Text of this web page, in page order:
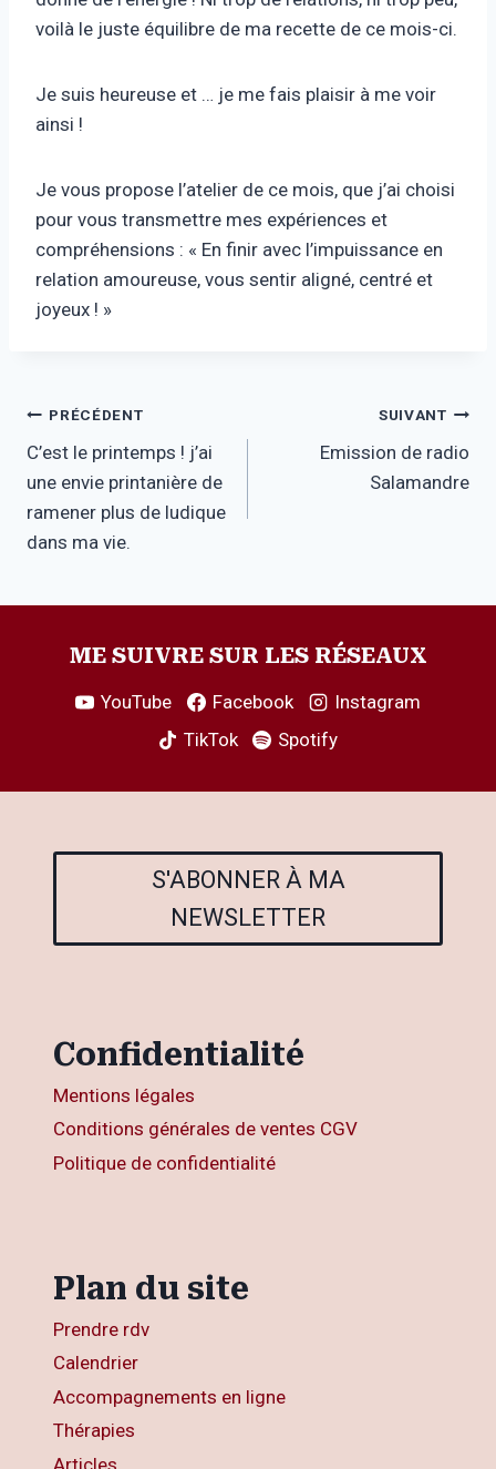
voilà le juste équilibre de ma recette de ce mois-ci.
Je suis heureuse et … je me fais plaisir à me voir
ainsi !
Je vous propose l’atelier de ce mois, que j’ai choisi
pour vous transmettre mes expériences et
compréhensions : « En finir avec l’impuissance en
relation amoureuse, vous sentir aligné, centré et
joyeux ! »
Navigation
de
l’article
PRÉCÉDENT
C’est le printemps ! j’ai
une envie printanière de
ramener plus de ludique
dans ma vie.
SUIVANT
Emission de radio
Salamandre
ME SUIVRE SUR LES RÉSEAUX
YouTube Facebook
Instagram
TikTok
Spotify
S'ABONNER À MA
NEWSLETTER
Confidentialité
Mentions légales
Conditions générales de ventes CGV
Politique de confidentialité
Plan du site
Prendre rdv
Calendrier
Accompagnements en ligne
Thérapies
Articles